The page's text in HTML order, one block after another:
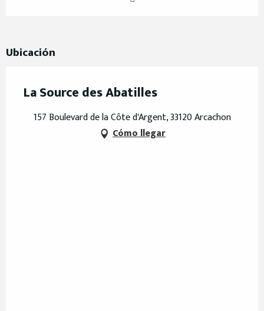
Ubicación
La Source des Abatilles
157 Boulevard de la Côte d'Argent, 33120 Arcachon
Cómo llegar